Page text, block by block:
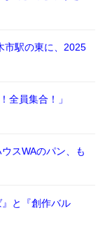
市駅の東に、2025
全員集合！」
スWAのパン、も
と『創作バル